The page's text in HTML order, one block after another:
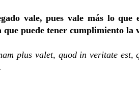
vale, pues vale más lo
puede tener cumplimiento
plus valet, quod in veritate